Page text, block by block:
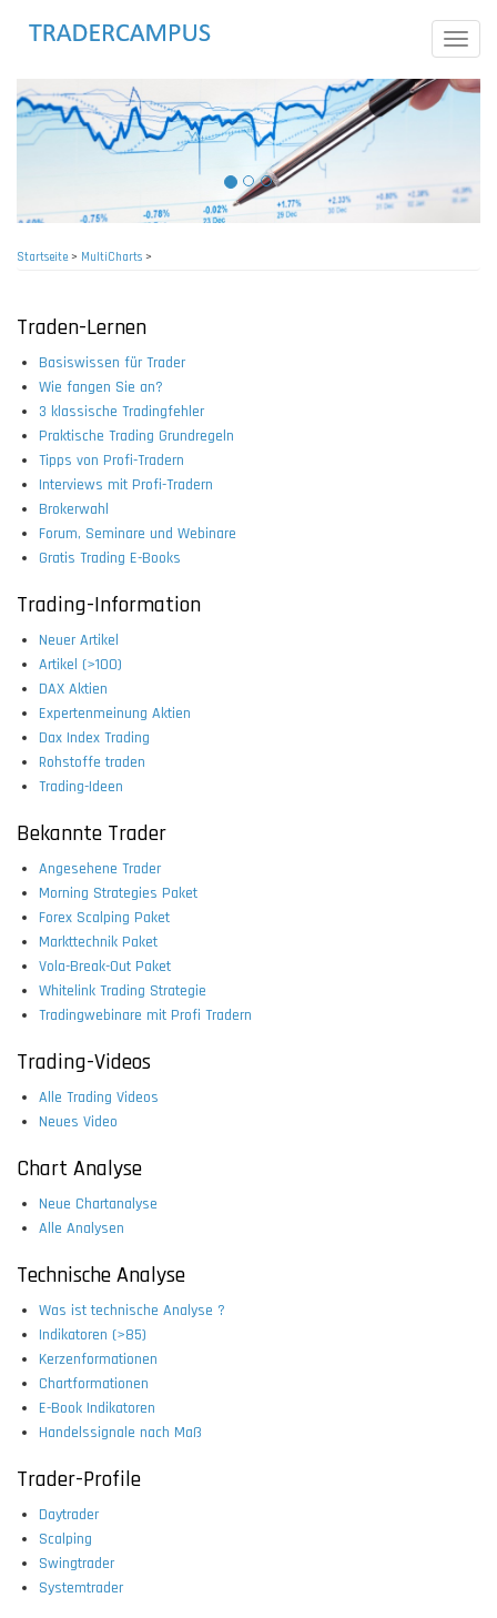
Toggle
Startseite> MultiCharts >
Traden-Lernen
Basiswissen für Trader
Wie fangen Sie an?
3 klassische Tradingfehler
Praktische Trading Grundregeln
Tipps von Profi-Tradern
Interviews mit Profi-Tradern
Brokerwahl
Forum, Seminare und Webinare
Gratis Trading E-Books
Trading-Information
Neuer Artikel
Artikel (>100)
DAX Aktien
Expertenmeinung Aktien
Dax Index Trading
Rohstoffe traden
Trading-Ideen
Bekannte Trader
Angesehene Trader
Morning Strategies Paket
Forex Scalping Paket
Markttechnik Paket
Vola-Break-Out Paket
Whitelink Trading Strategie
Tradingwebinare mit Profi Tradern
Trading-Videos
Alle Trading Videos
Neues Video
Chart Analyse
Neue Chartanalyse
Alle Analysen
Technische Analyse
Was ist technische Analyse ?
Indikatoren (>85)
Kerzenformationen
Chartformationen
E-Book Indikatoren
Handelssignale nach Maß
Trader-Profile
Daytrader
Scalping
Swingtrader
Systemtrader